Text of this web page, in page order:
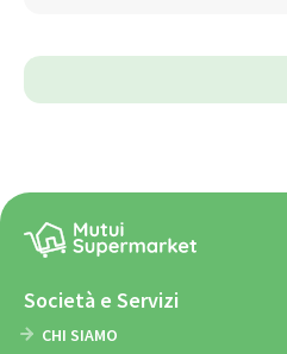
Società e Servizi
CHI SIAMO